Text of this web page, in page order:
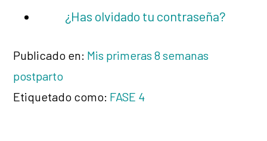
¿Has olvidado tu contraseña?
Publicado en: Mis primeras 8 semanas
postparto
Etiquetado como: FASE 4